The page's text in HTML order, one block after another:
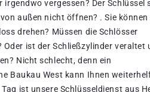
irgendwo vergessen? Der Schlüssel
außen nicht öffnen? . Sie können
drehen? Müssen die Schlösser
ist der Schließzylinder veraltet
Nicht schlecht, denn ein
Baukau West kann Ihnen
Tag ist unsere Schlüsseldienst aus